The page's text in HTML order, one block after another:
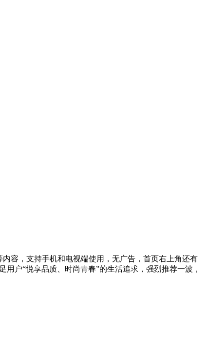
容，支持手机和电视端使用，无广告，首页右上角还有
户“悦享品质、时尚青春”的生活追求，强烈推荐一波，